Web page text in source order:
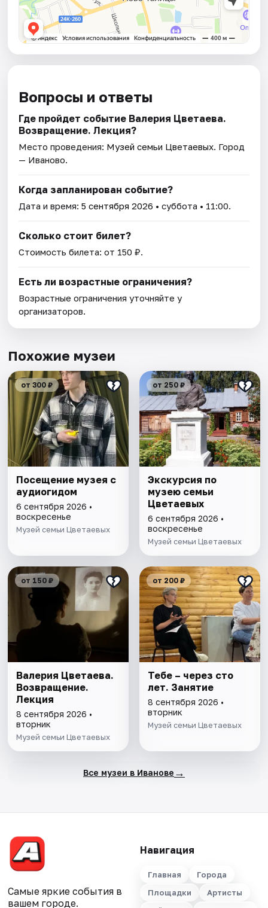
Вопросы и ответы
Где пройдет событие Валерия Цветаева.
Возвращение. Лекция?
Место проведения: Музей семьи Цветаевых. Город
— Иваново.
Когда запланирован событие?
Дата и время:5 сентября 2026 • суббота • 11:00.
Сколько стоит билет?
Стоимость билета: от 150 ₽.
Есть ли возрастные ограничения?
Возрастные ограничения уточняйте у
организаторов.
Похожие музеи
от 300 ₽
Посещение музея с
аудиогидом
6 сентября 2026 •
воскресенье
Музей семьи Цветаевых
от 250 ₽
Экскурсия по
музею семьи
Цветаевых
6 сентября 2026 •
воскресенье
Музей семьи Цветаевых
от 150 ₽
Валерия Цветаева.
Возвращение.
Лекция
8 сентября 2026 •
вторник
Музей семьи Цветаевых
от 200 ₽
Тебе – через сто
лет. Занятие
8 сентября 2026 •
вторник
Музей семьи Цветаевых
Все музеи в Иванове →
Самые яркие события в
вашем городе.
Навигация
Главная
Города
Площадки
Артисты